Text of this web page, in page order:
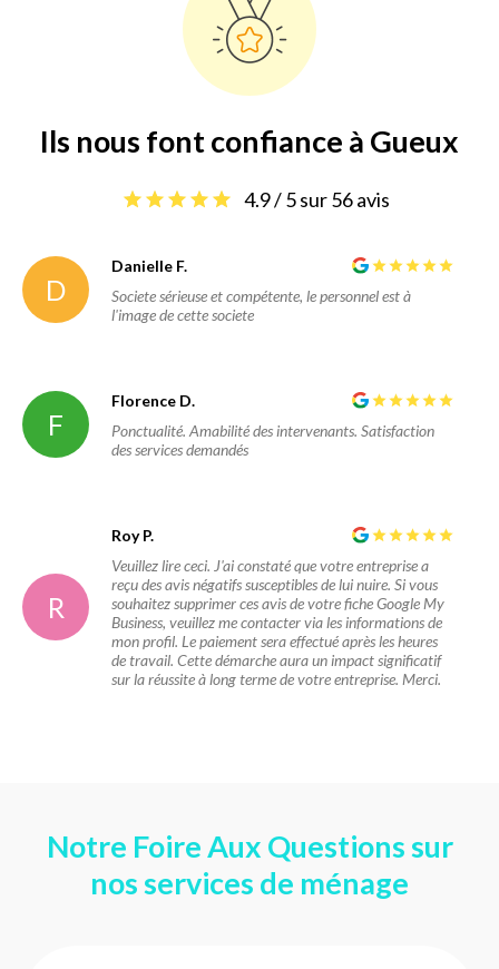
Ils nous font confiance à Gueux
4.9 / 5 sur 56 avis
D
Danielle F.
Societe sérieuse et compétente, le personnel est à
l'image de cette societe
F
Florence D.
Ponctualité. Amabilité des intervenants. Satisfaction
des services demandés
R
Roy P.
Veuillez lire ceci. J'ai constaté que votre entreprise a
reçu des avis négatifs susceptibles de lui nuire. Si vous
souhaitez supprimer ces avis de votre fiche Google My
Business, veuillez me contacter via les informations de
mon profil. Le paiement sera effectué après les heures
de travail. Cette démarche aura un impact significatif
sur la réussite à long terme de votre entreprise. Merci.
Notre Foire Aux Questions sur
nos services de ménage